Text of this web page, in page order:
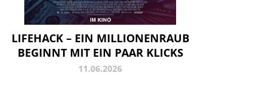
LIFEHACK – EIN MILLIONENRAUB
BEGINNT MIT EIN PAAR KLICKS
11.06.2026